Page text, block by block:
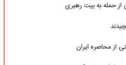
حمله به بیت رهبری
از محاصره ایران